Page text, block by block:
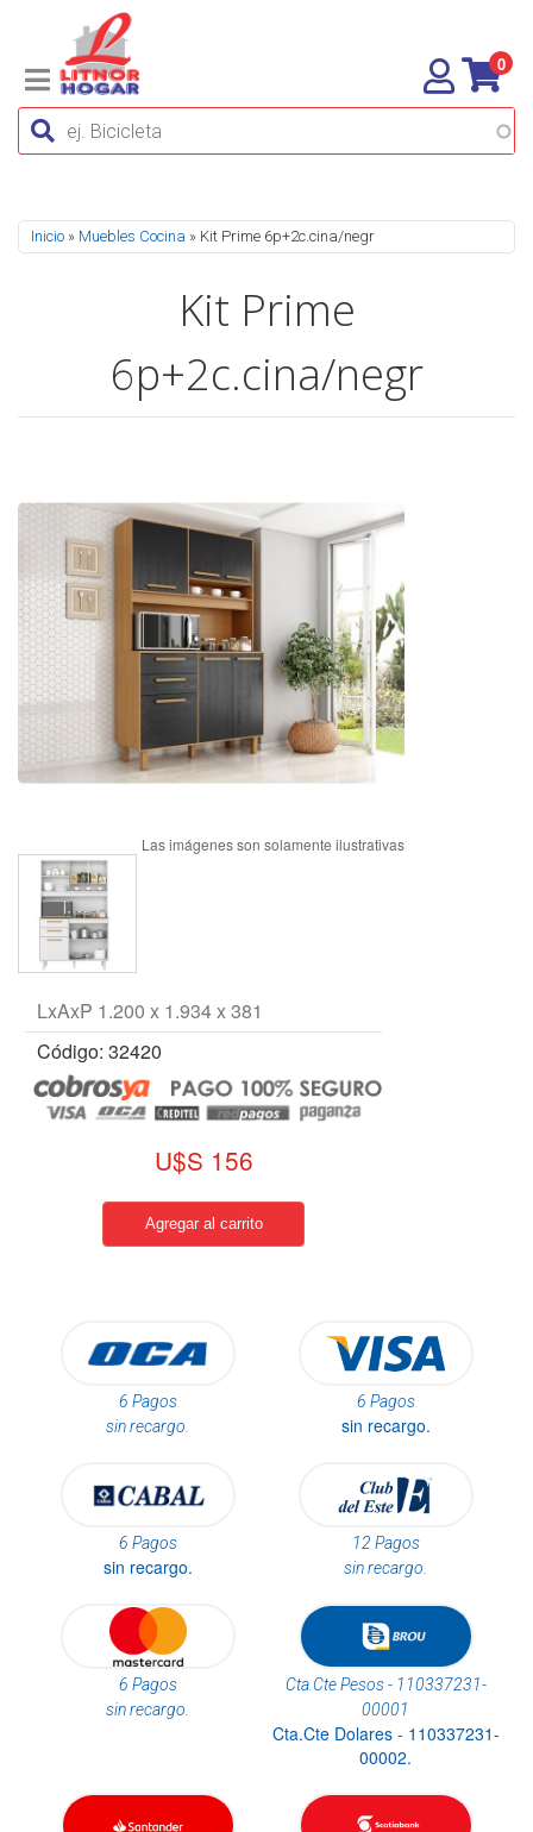
0
Se encuentra usted aquí
Inicio » Muebles Cocina » Kit Prime 6p+2c.cina/negr
Kit Prime
6p+2c.cina/negr
LxAxP 1.200 x 1.934 x 381
Código: 32420
U$S 156
6 Pagos
sin recargo.
6 Pagos
sin recargo.
6 Pagos
sin recargo.
12 Pagos
sin recargo.
6 Pagos
sin recargo.
Cta.Cte Pesos - 110337231-
00001
Cta.Cte Dolares - 110337231-
00002.